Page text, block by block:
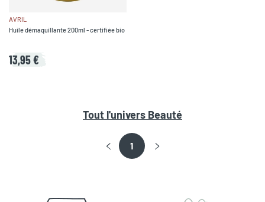
AVRIL
Huile démaquillante 200ml - certifiée bio
13,95 €
Tout l'univers Beauté
1